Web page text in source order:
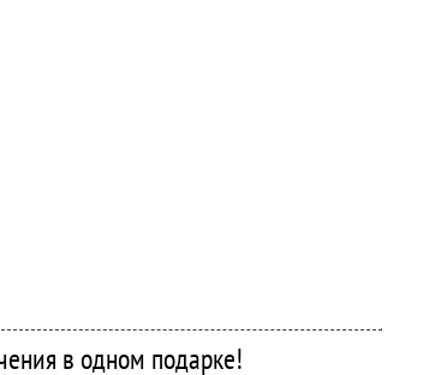
в одном подарке!